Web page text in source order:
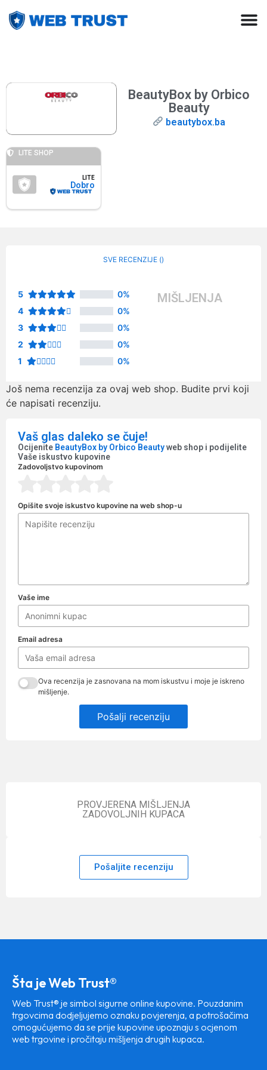
BeautyBox by Orbico
Beauty
beautybox.ba
LITE SHOP
LITE
Dobro
SVE RECENZIJE ()
5
0%
4
0%
3
0%
2
0%
1
0%
MIŠLJENJA
Još nema recenzija za ovaj web shop. Budite prvi koji
će napisati recenziju.
Vaš glas daleko se čuje!
Ocijenite BeautyBox by Orbico Beautyweb shop i podijelite
Vaše iskustvo kupovine
Zadovoljstvo kupovinom
Opišite svoje iskustvo kupovine na web shop-u
Vaše ime
Email adresa
Ova recenzija je zasnovana na mom iskustvu i moje je iskreno
mišljenje.
Pošalji recenziju
PROVJERENA MIŠLJENJA
ZADOVOLJNIH KUPACA
Pošaljite recenziju
Šta je Web Trust®
Web Trust® je simbol sigurne online kupovine. Pouzdanim
trgovcima dodjeljujemo oznaku povjerenja, a potrošačima
omogućujemo da se prije kupovine upoznaju s ocjenom
web trgovine i pročitaju mišljenja drugih kupaca.